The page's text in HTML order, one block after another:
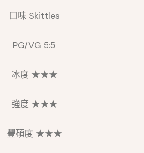
口味 Skittles
PG/VG 5:5
冰度 ★★★
強度 ★★★
豐碩度 ★★★